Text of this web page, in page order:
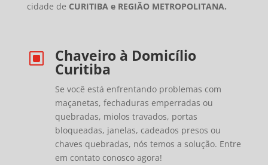
cidade de CURITIBA e REGIÃO METROPOLITANA.
W Chaveiro à Domicílio
Curitiba
Se você está enfrentando problemas com
maçanetas, fechaduras emperradas ou
quebradas, miolos travados, portas
bloqueadas, janelas, cadeados presos ou
chaves quebradas, nós temos a solução. Entre
em contato conosco agora!